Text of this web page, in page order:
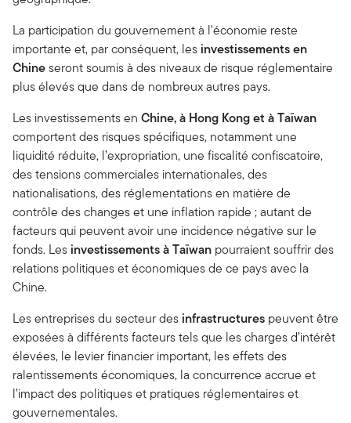
La participation du gouvernement à l'économie reste
importante et, par conséquent, les investissements en
Chineseront soumis à des niveaux de risque réglementaire
plus élevés que dans de nombreux autres pays.
Les investissements en Chine, à Hong Kong et à Taïwan
comportent des risques spécifiques, notamment une
liquidité réduite, l’expropriation, une fiscalité confiscatoire,
des tensions commerciales internationales, des
nationalisations, des réglementations en matière de
contrôle des changes et une inflation rapide ; autant de
facteurs qui peuvent avoir une incidence négative sur le
fonds. Les investissements à Taïwan pourraient souffrir des
relations politiques et économiques de ce pays avec la
Chine.
Les entreprises du secteur des infrastructures peuvent être
exposées à différents facteurs tels que les charges d’intérêt
élevées, le levier financier important, les effets des
ralentissements économiques, la concurrence accrue et
l’impact des politiques et pratiques réglementaires et
gouvernementales.